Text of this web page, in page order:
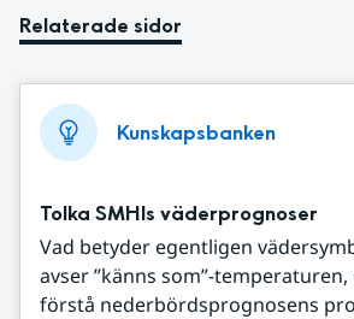
Relaterade sidor
Kunskapsbanken
Tolka SMHIs väderprognoser
Vad betyder egentligen
avser ”känns som”-
förstå nederbördsprognosens